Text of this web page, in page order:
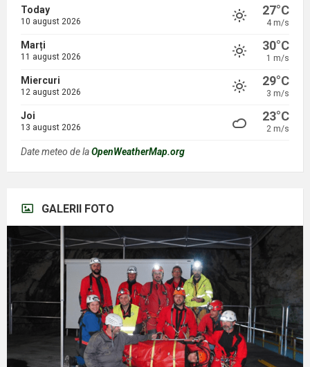
Today
10 august 2026
27°C
4 m/s
Marți
11 august 2026
30°C
1 m/s
Miercuri
12 august 2026
29°C
3 m/s
Joi
13 august 2026
23°C
2 m/s
Date meteo de laOpenWeatherMap.org
GALERII FOTO